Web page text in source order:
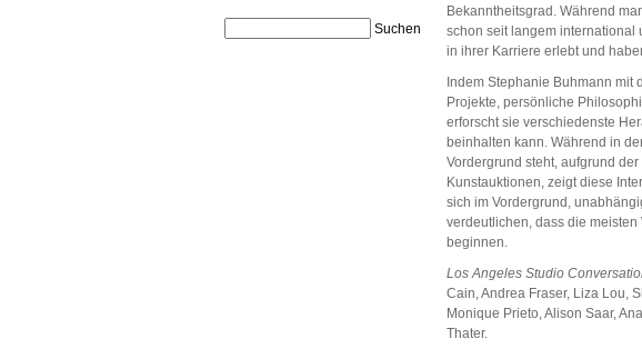
Bekanntheitsgrad. Während
schon seit langem international
in ihrer Karriere erlebt und
Indem Stephanie Buhmann mit
Projekte, persönliche
erforscht sie verschiedenste
beinhalten kann. Während in
Vordergrund steht, aufgrund
Kunstauktionen, zeigt diese
sich im Vordergrund,
verdeutlichen, dass die
beginnen.
Los Angeles Studio
Cain, Andrea Fraser, Liza Lou,
Monique Prieto, Alison Saar,
Thater.